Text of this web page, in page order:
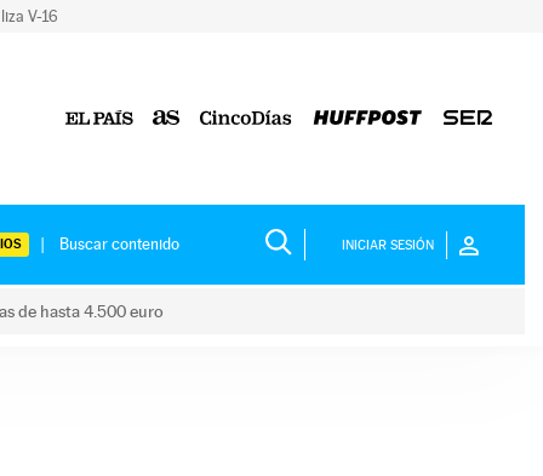
V-16
INICIAR SESIÓN
de hasta 4.500 euro